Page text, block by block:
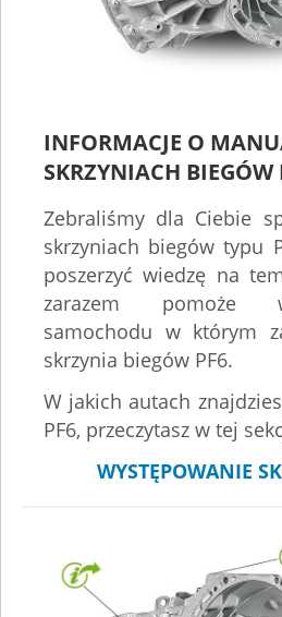
INFORMACJE O
SKRZYNIACH BIEGÓW
Zebraliśmy dla Ciebie
skrzyniach biegów typu
poszerzyć wiedzę na
zarazem pomoże
samochodu w którym
skrzynia biegów PF6.
W jakich autach
PF6, przeczytasz w tej
WYSTĘPOWANIE